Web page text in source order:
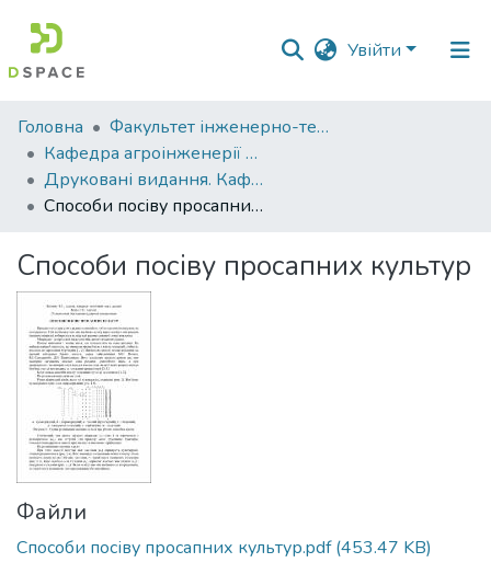
Увійти
Фонди
та
зібрання
Пошук за критеріями
Статистика
Головна
Факультет інженерно-технологічний
Кафедра агроінженерії та автомобільного транспорту
Друковані видання. Кафедра агроінженерії та автомобільного транспорту
Способи посіву просапних культур
Способи посіву просапних культур
Файли
Способи посіву просапних культур.pdf(453.47 KB)